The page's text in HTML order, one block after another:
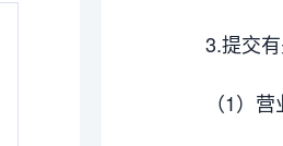
3.提交
（1）